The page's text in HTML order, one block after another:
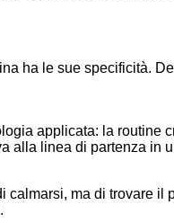
ha le sue specificità.
applicata: la routine
linea di partenza in
ma di trovare il